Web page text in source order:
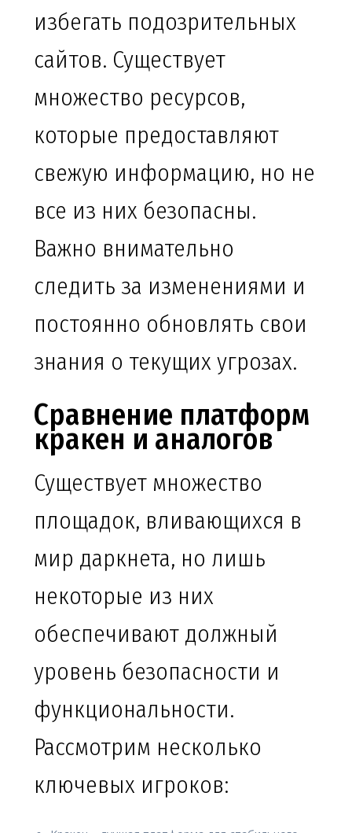
избегать подозрительных
сайтов. Существует
множество ресурсов,
которые предоставляют
свежую информацию, но не
все из них безопасны.
Важно внимательно
следить за изменениями и
постоянно обновлять свои
знания о текущих угрозах.
Сравнение платформ
кракен и аналогов
Существует множество
площадок, вливающихся в
мир даркнета, но лишь
некоторые из них
обеспечивают должный
уровень безопасности и
функциональности.
Рассмотрим несколько
ключевых игроков: